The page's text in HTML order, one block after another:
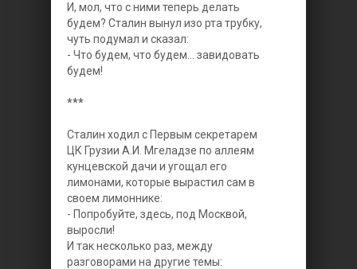
И, мол, что с ними теперь делать
будем? Сталин вынул изо рта трубку,
чуть подумал и сказал:
- Что будем, что будем... завидовать
будем!
***
Сталин ходил с Первым секретарем
ЦК Грузии А.И. Мгеладзе по аллеям
кунцевской дачи и угощал его
лимонами, которые вырастил сам в
своем лимоннике:
- Попробуйте, здесь, под Москвой,
выросли!
И так несколько раз, между
разговорами на другие темы: